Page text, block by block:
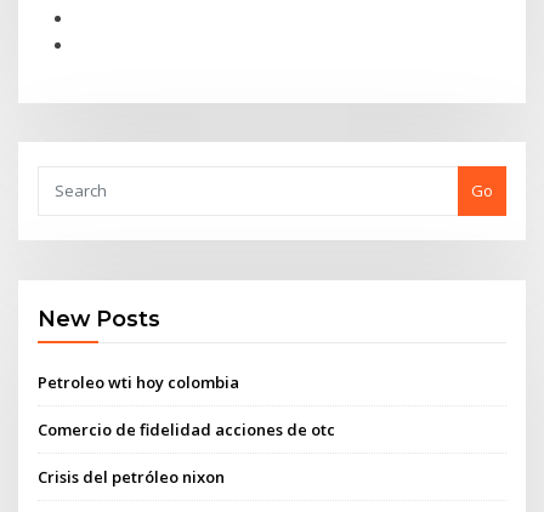
Go
New Posts
Petroleo wti hoy colombia
Comercio de fidelidad acciones de otc
Crisis del petróleo nixon